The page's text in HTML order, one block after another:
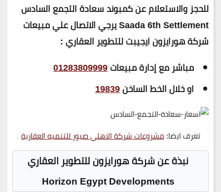
للحجز والاستعلام عن كمبوند سعادة التجمع السادس
Saada 6th Settlement يرجي الاتصال علي مبيعات
شركة هورايزون ايجيبت للتطوير العقاري :
مباشر مع إدارة مبيعات01283809999
او خلال الخط الساخن19839
تعرف ايضا:مشروعات شركة الاهلي صبور للتنميه العقارية
نبذة عن شركة هورايزون للتطوير العقاري
Horizon Egypt Developments